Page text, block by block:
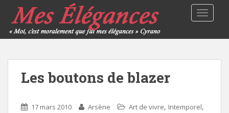
Les boutons de blazer
17 mars 2010 Arsène Art de vivre, Intemporel,